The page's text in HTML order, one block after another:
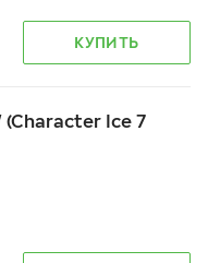
КУПИТЬ
(Character Ice 7